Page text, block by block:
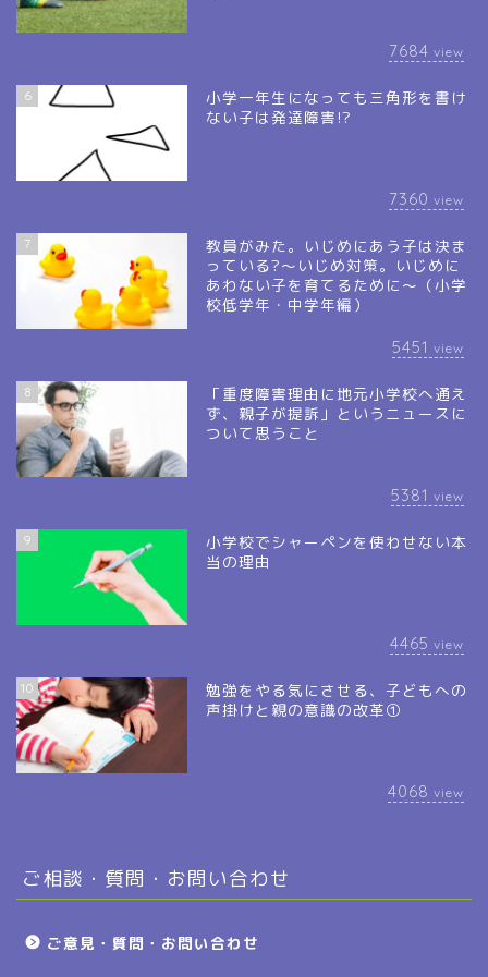
7684 view
6
小学一年生になっても三角形を書け
ない子は発達障害!?
7360 view
7
教員がみた。いじめにあう子は決ま
っている?～いじめ対策。いじめに
あわない子を育てるために～（小学
校低学年・中学年編）
5451 view
8
「重度障害理由に地元小学校へ通え
ず、親子が提訴」というニュースに
ついて思うこと
5381 view
9
小学校でシャーペンを使わせない本
当の理由
4465 view
10
勉強をやる気にさせる、子どもへの
声掛けと親の意識の改革①
4068 view
ご相談・質問・お問い合わせ
ご意見・質問・お問い合わせ